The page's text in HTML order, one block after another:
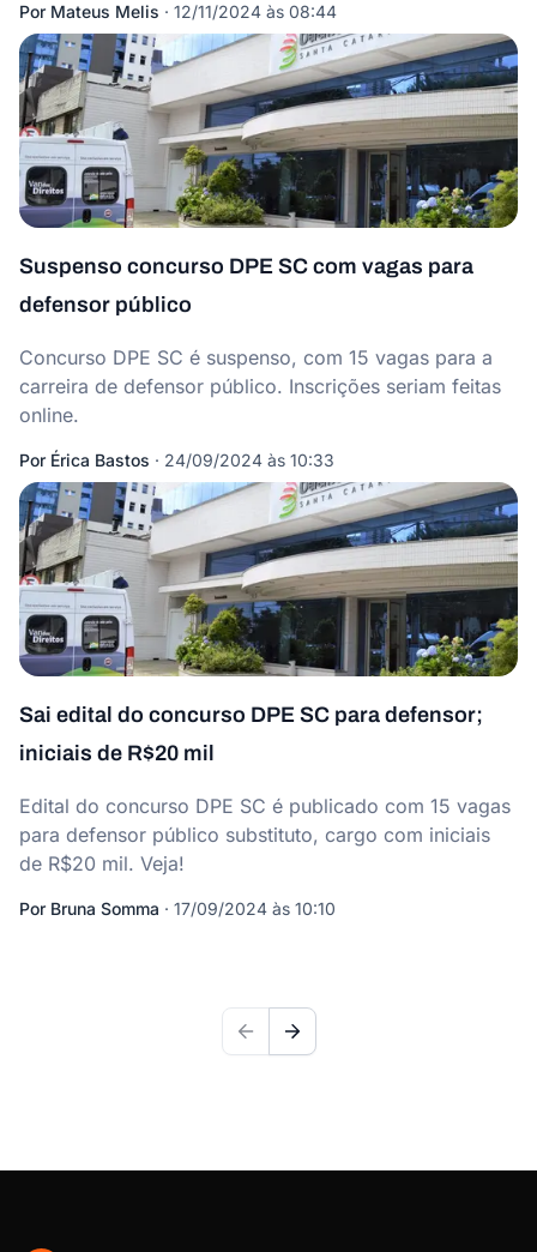
Por Mateus Melis · 12/11/2024 às 08:44
Suspenso concurso DPE SC com vagas para
defensor público
Concurso DPE SC é suspenso, com 15 vagas para a
carreira de defensor público. Inscrições seriam feitas
online.
Por Érica Bastos · 24/09/2024 às 10:33
Sai edital do concurso DPE SC para defensor;
iniciais de R$20 mil
Edital do concurso DPE SC é publicado com 15 vagas
para defensor público substituto, cargo com iniciais
de R$20 mil. Veja!
Por Bruna Somma · 17/09/2024 às 10:10